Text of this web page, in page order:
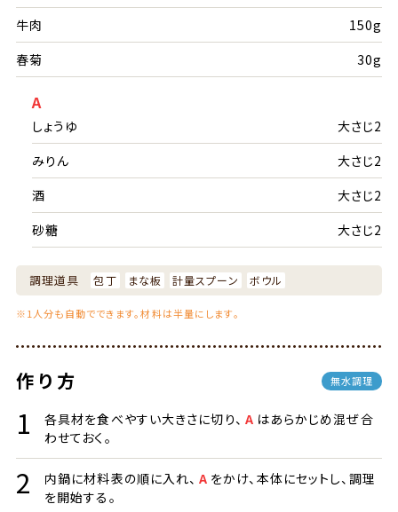
牛肉
150g
春菊
30g
A
しょうゆ
大さじ2
みりん
大さじ2
酒
大さじ2
砂糖
大さじ2
調理道具 包丁 まな板 計量スプーン ボウル
※1人分も自動でできます。材料は半量にします。
作り方 無水調理
各具材を食べやすい大きさに切り、 A はあらかじめ混ぜ合
わせておく。
内鍋に材料表の順に入れ、 A をかけ、本体にセットし、調理
を開始する。